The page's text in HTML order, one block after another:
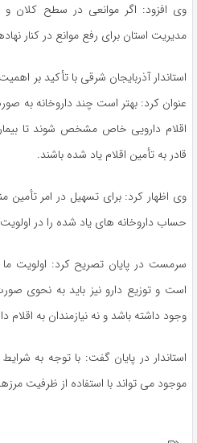
وی افزود: اگر موانعی در سطح کلان و
مدیریت استان برای رفع موانع در کنار
استاندار آذربایجان شرقی با تأکید بر
عنوان کرد: بهتر است چند داروخانه به
اقلام دارویی خاص مشخص شوند تا
قادر به تأمین اقلام یاد شده باشند.
وی اظهار کرد: برای تسهیل در امر تأمین
حساب داروخانه های یاد شده را در
سرمست در پایان تصریح کرد: اولویت ما
است و توزیع دارو نیز باید به نحوی
وجود داشته باشد و نه نیازمندان به
استاندار در پایان گفت: با توجه به
موجود می تواند با استفاده از ظرفیت